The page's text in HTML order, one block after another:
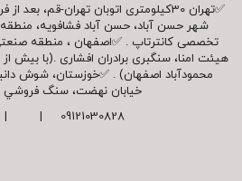
✅تهران 30کیلومتری اتوبان تهران-قم،
شهر حسن آباد، حسن آباد فشافویه،
تخصصی کانترتاپ . ✅اصفهان ، منطقه
هیئت امنا، سنگبری برادران افشاری .(با بیش
محمودآباد اصفهان) . ✅خوزستان، شوش
خیابان نهضت، سنگ فروشي
09121030828 | | |